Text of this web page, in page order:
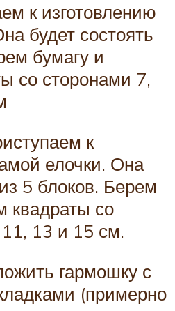
к изготовлению
будет состоять
бумагу и
со сторонами 7,
к
елочки. Она
5 блоков. Берем
квадраты со
13 и 15 см.
гармошку с
(примерно